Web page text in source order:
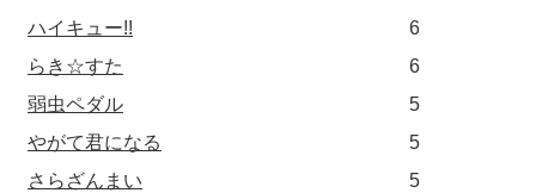
ハイキュー!!
6
らき☆すた
6
弱虫ペダル
5
やがて君になる
5
さらざんまい
5